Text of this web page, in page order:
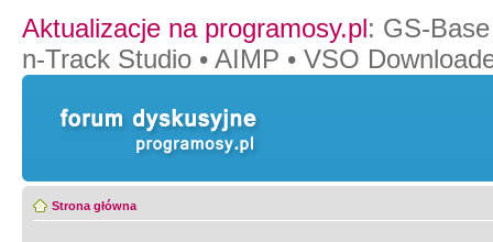
Aktualizacje na programosy.pl: GS-Base
n-Track Studio • AIMP • VSO
Strona główna